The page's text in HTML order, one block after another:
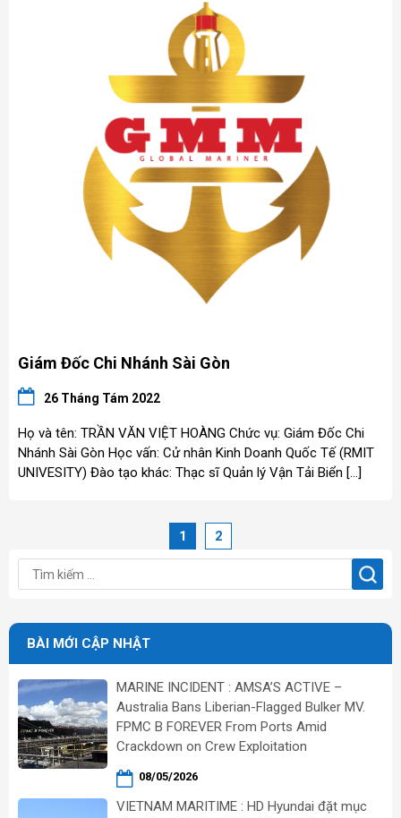
Giám Đốc Chi Nhánh Sài Gòn
26 Tháng Tám 2022
Họ và tên: TRẦN VĂN VIỆT HOÀNG Chức vụ: Giám Đốc Chi
Nhánh Sài Gòn Học vấn: Cử nhân Kinh Doanh Quốc Tế (RMIT
UNIVESITY) Đào tạo khác: Thạc sĩ Quản lý Vận Tải Biển […]
1 2
BÀI MỚI CẬP NHẬT
MARINE INCIDENT : AMSA’S ACTIVE –
Australia Bans Liberian-Flagged Bulker MV.
FPMC B FOREVER From Ports Amid
Crackdown on Crew Exploitation
08/05/2026
VIETNAM MARITIME : HD Hyundai đặt mục